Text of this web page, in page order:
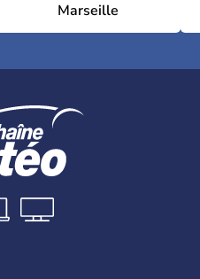
Marseille